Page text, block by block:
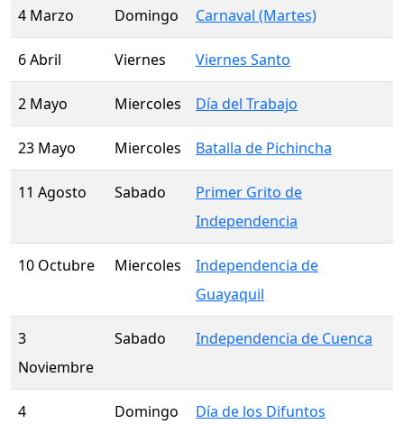
4 Marzo Domingo Carnaval (Martes)
6 Abril Viernes Viernes Santo
2 Mayo Miercoles Día del Trabajo
23 Mayo Miercoles Batalla de Pichincha
11 Agosto Sabado
Primer Grito de
Independencia
10 Octubre Miercoles
Independencia de
Guayaquil
3
Noviembre
Sabado Independencia de Cuenca
4
Domingo Día de los Difuntos